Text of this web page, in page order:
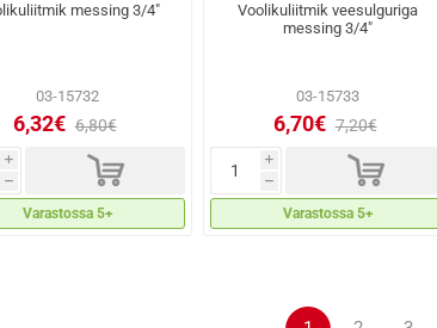
messing 3/4"
03-15732
6,32€ 6,80€
i
h d
Varastossa 5+
Voolikuliitmik veesulguriga
messing 3/4"
03-15733
6,70€ 7,20€
i
h d
Varastossa 5+